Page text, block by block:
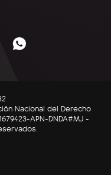
Nacional del Derecho
APN-DNDA#MJ -